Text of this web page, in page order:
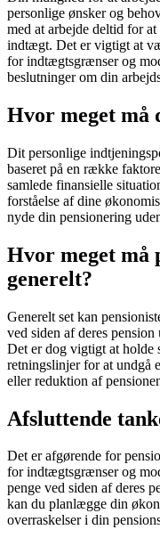
personlige ønsker og
med at arbejde deltid for
indtægt. Det er vigtigt at
for indtægtsgrænser og
beslutninger om din
Hvor meget må
Dit personlige
baseret på en række
samlede finansielle
forståelse af dine
nyde din pensionering
Hvor meget må
generelt?
Generelt set kan
ved siden af deres
Det er dog vigtigt at holde
retningslinjer for at undgå
eller reduktion af
Afsluttende
Det er afgørende for
for indtægtsgrænser og
penge ved siden af deres
kan du planlægge din
overraskelser i din